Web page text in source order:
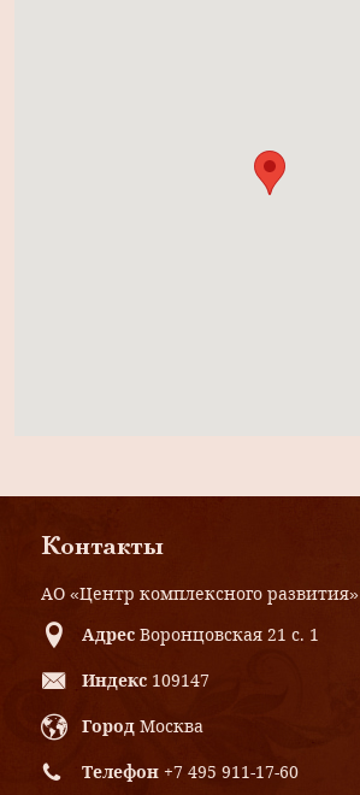
Контакты
АО «Центр комплексного развития»
Адрес Воронцовская 21 с. 1
Индекс 109147
Город Москва
Телефон +7 495 911-17-60